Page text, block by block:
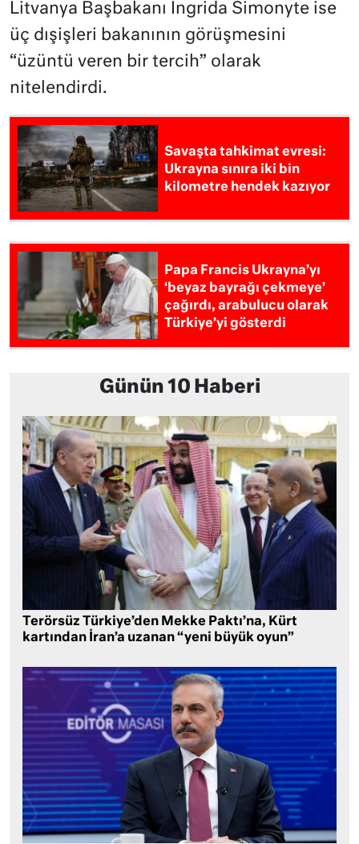
Litvanya Başbakanı Ingrida Simonyte ise
üç dışişleri bakanının görüşmesini
“üzüntü veren bir tercih” olarak
nitelendirdi.
Savaşta tahkimat evresi:
Ukrayna sınıra iki bin
kilometre hendek kazıyor
Papa Francis Ukrayna’yı
‘beyaz bayrağı çekmeye’
çağırdı, arabulucu olarak
Türkiye’yi gösterdi
Günün 10 Haberi
Terörsüz Türkiye’den Mekke Paktı’na, Kürt
kartından İran’a uzanan “yeni büyük oyun”